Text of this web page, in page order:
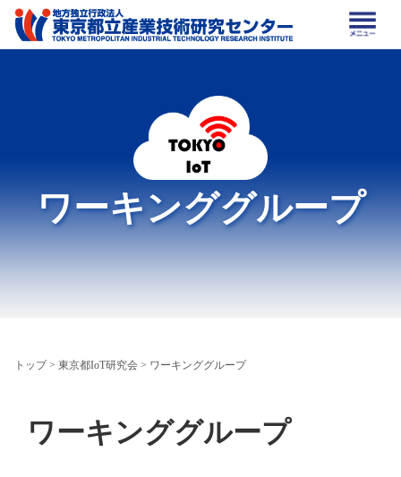
ワーキンググループ
トップ> 東京都IoT研究会 > ワーキンググループ
ワーキンググループ